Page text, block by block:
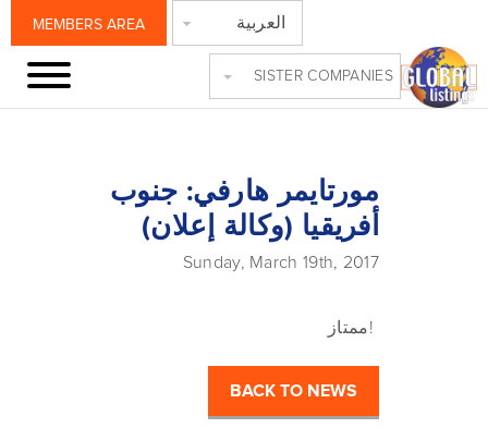
MEMBERS AREA العربية
SISTER COMPANIES
مورتايمر هارفي: جنوب
أفريقيا (وكالة إعلان)
Sunday, March 19th, 2017
!ممتاز
BACK TO NEWS